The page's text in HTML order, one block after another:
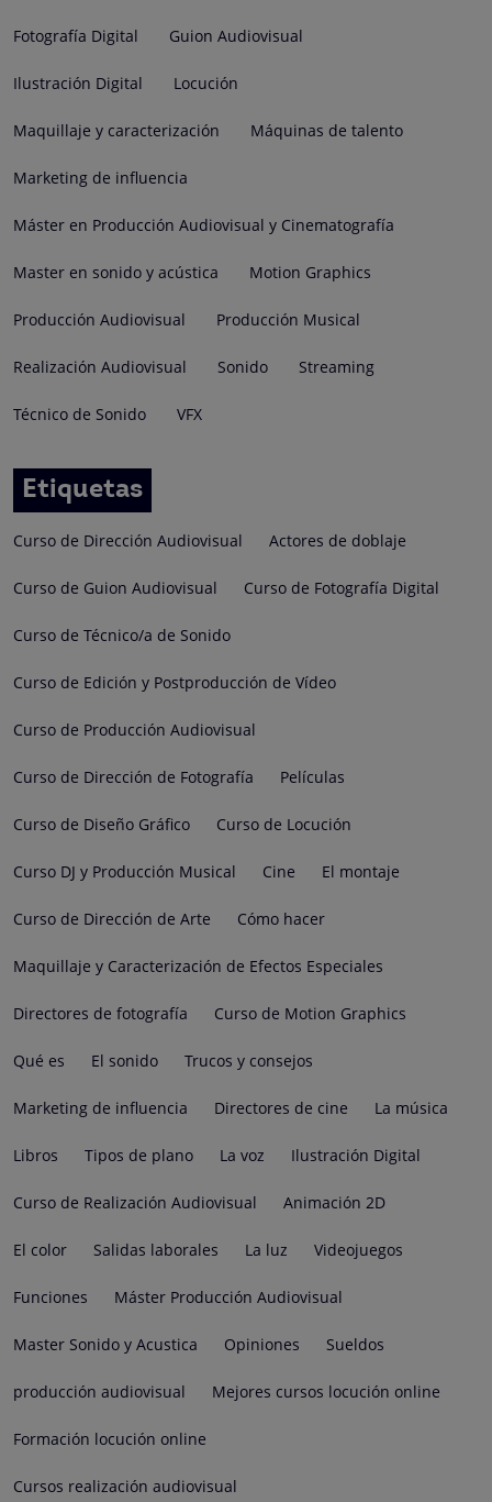
Fotografía Digital Guion Audiovisual
Ilustración Digital Locución
Maquillaje y caracterización Máquinas de talento
Marketing de influencia
Máster en Producción Audiovisual y Cinematografía
Master en sonido y acústica Motion Graphics
Producción Audiovisual Producción Musical
Realización Audiovisual Sonido Streaming
Técnico de Sonido VFX
Etiquetas
Curso de Dirección Audiovisual Actores de doblaje
Curso de Guion Audiovisual Curso de Fotografía Digital
Curso de Técnico/a de Sonido
Curso de Edición y Postproducción de Vídeo
Curso de Producción Audiovisual
Curso de Dirección de Fotografía Películas
Curso de Diseño Gráfico Curso de Locución
Curso DJ y Producción Musical Cine El montaje
Curso de Dirección de Arte Cómo hacer
Maquillaje y Caracterización de Efectos Especiales
Directores de fotografía Curso de Motion Graphics
Qué es El sonido Trucos y consejos
Marketing de influencia Directores de cine La música
Libros Tipos de plano La voz Ilustración Digital
Curso de Realización Audiovisual Animación 2D
El color Salidas laborales La luz Videojuegos
Funciones Máster Producción Audiovisual
Master Sonido y Acustica Opiniones Sueldos
producción audiovisual Mejores cursos locución online
Formación locución online
Cursos realización audiovisual